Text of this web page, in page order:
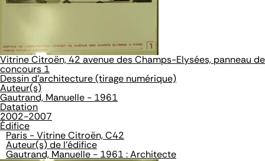
Vitrine Citroën, 42 avenue des Champs-Elysées, panneau de
concours 1
Dessin d'architecture (tirage numérique)
Auteur(s)
Gautrand, Manuelle - 1961
Datation
2002-2007
Édifice
Paris - Vitrine Citroën, C42
Auteur(s) de l'édifice
Gautrand, Manuelle - 1961 : Architecte